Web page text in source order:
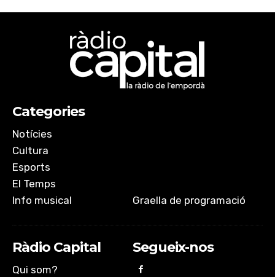
Categories
Notícies
Cultura
Esports
El Temps
Info musical
Graella de programació
Ràdio Capital
Qui som?
Segueix-nos